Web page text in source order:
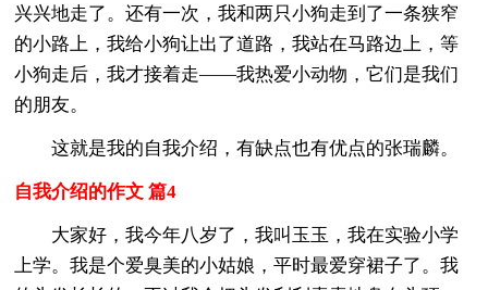
兴兴地走了。还有一次，我和两只小狗走到了一条狭窄
的小路上，我给小狗让出了道路，我站在马路边上，等
小狗走后，我才接着走——我热爱小动物，它们是我们
的朋友。
这就是我的自我介绍，有缺点也有优点的张瑞麟。
自我介绍的作文 篇4
大家好，我今年八岁了，我叫玉玉，我在实验小学
上学。我是个爱臭美的小姑娘，平时最爱穿裙子了。我